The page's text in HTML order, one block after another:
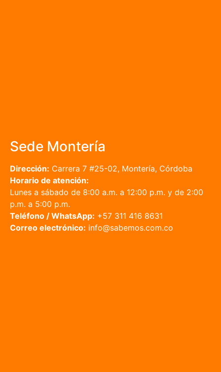
Sede Montería
Dirección: Carrera 7 #25-02, Montería, Córdoba
Horario de atención:
Lunes a sábado de 8:00 a.m. a 12:00 p.m. y de 2:00
p.m. a 5:00 p.m.
Teléfono / WhatsApp: +57 311 416 8631
Correo electrónico: info@sabemos.com.co